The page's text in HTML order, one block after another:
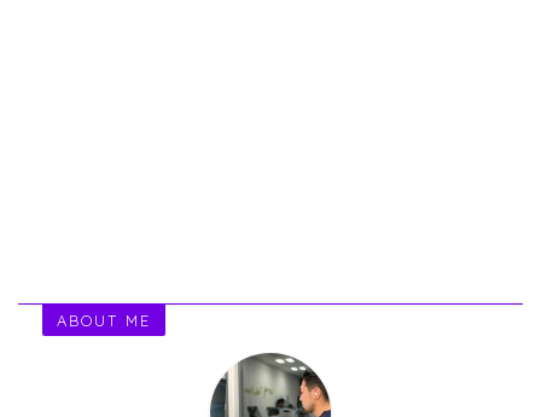
ABOUT ME